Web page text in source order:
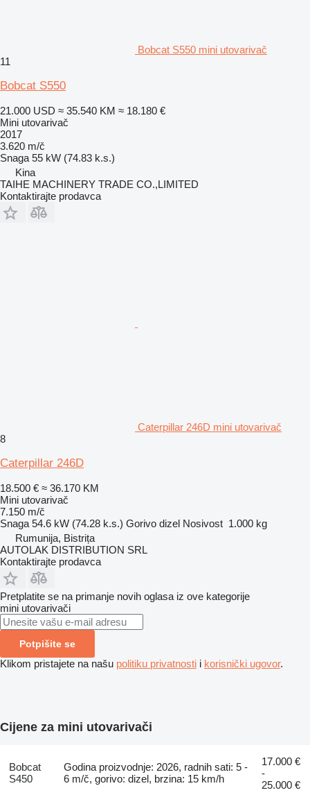
Bobcat S550 mini utovarivač
11
Bobcat S550
21.000 USD ≈ 35.540 KM ≈ 18.180 €
Mini utovarivač
2017
3.620 m/č
Snaga 55 kW (74.83 k.s.)
Kina
TAIHE MACHINERY TRADE CO.,LIMITED
Kontaktirajte prodavca
Caterpillar 246D mini utovarivač
8
Caterpillar 246D
18.500 € ≈ 36.170 KM
Mini utovarivač
7.150 m/č
Snaga 54.6 kW (74.28 k.s.) Gorivo dizel Nosivost 1.000 kg
Rumunija, Bistrița
AUTOLAK DISTRIBUTION SRL
Kontaktirajte prodavca
Pretplatite se na primanje novih oglasa iz ove kategorije
mini utovarivači
Potpišite se
Klikom pristajete na našu politiku privatnosti i korisnički ugovor.
Cijene za mini utovarivači
Bobcat
S450
Godina proizvodnje: 2026, radnih sati: 5 -
6 m/č, gorivo: dizel, brzina: 15 km/h
17.000 €
-
25.000 €